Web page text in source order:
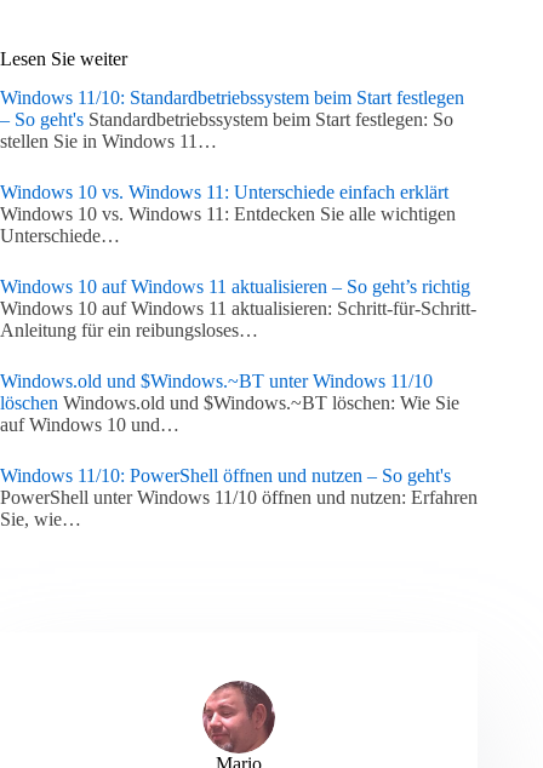
Lesen Sie weiter
Windows 11/10: Standardbetriebssystem beim Start festlegen
– So geht's Standardbetriebssystem beim Start festlegen: So
stellen Sie in Windows 11…
Windows 10 vs. Windows 11: Unterschiede einfach erklärt
Windows 10 vs. Windows 11: Entdecken Sie alle wichtigen
Unterschiede…
Windows 10 auf Windows 11 aktualisieren – So geht’s richtig
Windows 10 auf Windows 11 aktualisieren: Schritt-für-Schritt-
Anleitung für ein reibungsloses…
Windows.old und $Windows.~BT unter Windows 11/10
löschen Windows.old und $Windows.~BT löschen: Wie Sie
auf Windows 10 und…
Windows 11/10: PowerShell öffnen und nutzen – So geht's
PowerShell unter Windows 11/10 öffnen und nutzen: Erfahren
Sie, wie…